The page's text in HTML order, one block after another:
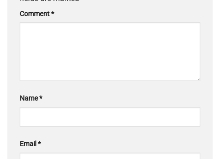
Comment*
Name*
Email *